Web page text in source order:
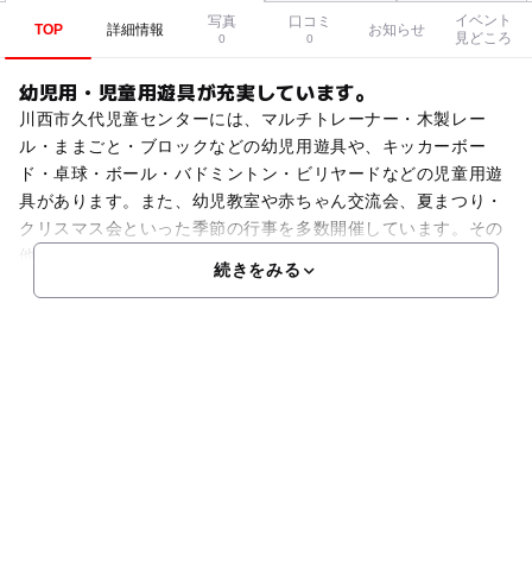
TOP 詳細情報 写真
0
口コミ
0
お知らせ
イベント
見どころ
幼児用・児童用遊具が充実しています。
川西市久代児童センターには、マルチトレーナー・木製レー
ル・ままごと・ブロックなどの幼児用遊具や、キッカーボー
ド・卓球・ボール・バドミントン・ビリヤードなどの児童用遊
具があります。また、幼児教室や赤ちゃん交流会、夏まつり・
クリスマス会といった季節の行事を多数開催しています。その
他、
続きをみる